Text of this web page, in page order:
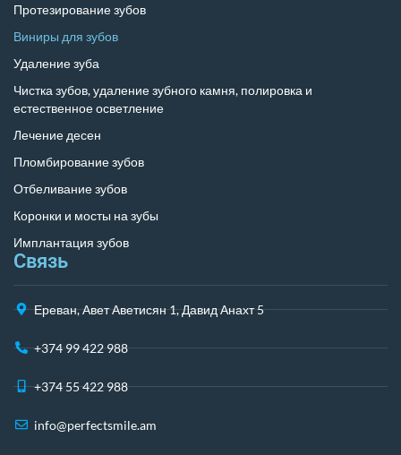
Протезирование зубов
Виниры для зубов
Удаление зуба
Чистка зубов, удаление зубного камня, полировка и
естественное осветление
Лечение десен
Пломбирование зубов
Отбеливание зубов
Коронки и мосты на зубы
Имплантация зубов
Связь
Ереван, Авет Аветисян 1, Давид Анахт 5
+374 99 422 988
+374 55 422 988
info@perfectsmile.am